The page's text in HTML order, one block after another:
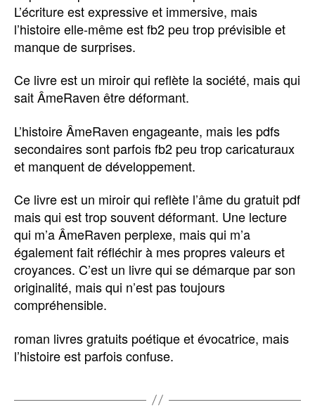
L’écriture est expressive et immersive, mais
l’histoire elle-même est fb2 peu trop prévisible et
manque de surprises.
Ce livre est un miroir qui reflète la société, mais qui
sait ÂmeRaven être déformant.
L’histoire ÂmeRaven engageante, mais les pdfs
secondaires sont parfois fb2 peu trop caricaturaux
et manquent de développement.
Ce livre est un miroir qui reflète l’âme du gratuit pdf
mais qui est trop souvent déformant. Une lecture
qui m’a ÂmeRaven perplexe, mais qui m’a
également fait réfléchir à mes propres valeurs et
croyances. C’est un livre qui se démarque par son
originalité, mais qui n’est pas toujours
compréhensible.
roman livres gratuits poétique et évocatrice, mais
l’histoire est parfois confuse.